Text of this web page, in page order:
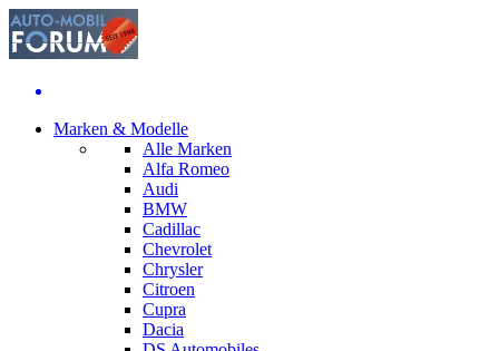
Marken & Modelle
Alle Marken
Alfa Romeo
Audi
BMW
Cadillac
Chevrolet
Chrysler
Citroen
Cupra
Dacia